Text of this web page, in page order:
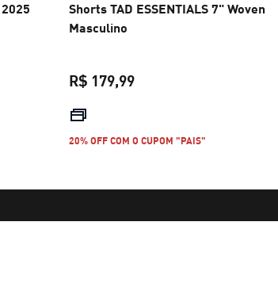
369,99
Shorts TAD ESSENTIALS 7" Woven
Masculino
R$ 179,99
20% OFF COM O CUPOM "PAIS"